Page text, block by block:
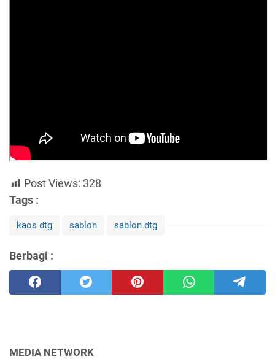
Post Views: 328
Tags :
kaos dtg sablon sablon dtg
Berbagi :
MEDIA NETWORK